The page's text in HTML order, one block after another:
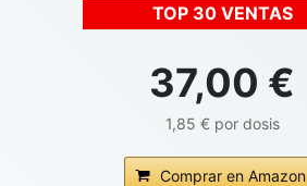
TOP 30 VENTAS
37,00 €
1,85 € por dosis
Comprar en Amazon